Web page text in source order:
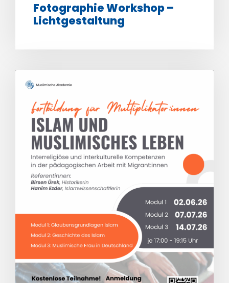
Fotographie Workshop –
Lichtgestaltung